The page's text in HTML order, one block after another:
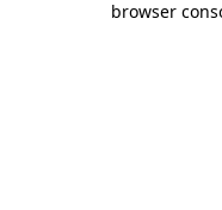
browser